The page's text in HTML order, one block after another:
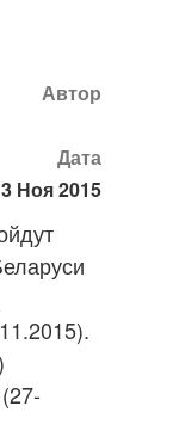
Автор
Дата
Ноя 2015